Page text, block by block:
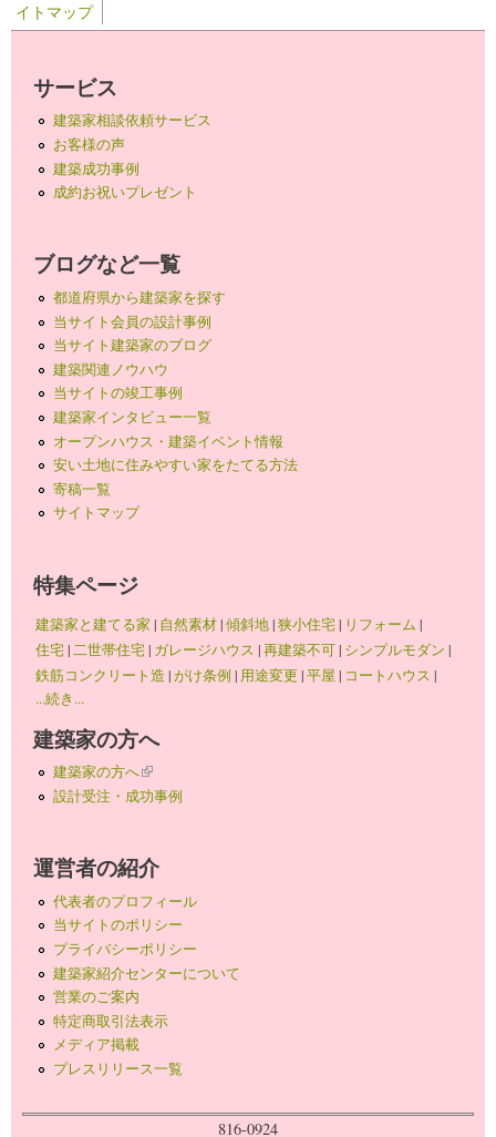
イトマップ
サービス
建築家相談依頼サービス
お客様の声
建築成功事例
成約お祝いプレゼント
ブログなど一覧
都道府県から建築家を探す
当サイト会員の設計事例
当サイト建築家のブログ
建築関連ノウハウ
当サイトの竣工事例
建築家インタビュー一覧
オープンハウス・建築イベント情報
安い土地に住みやすい家をたてる方法
寄稿一覧
サイトマップ
特集ページ
建築家と建てる家 | 自然素材|傾斜地|狭小住宅| リフォーム |
住宅|二世帯住宅| ガレージハウス |再建築不可| シンプルモダン |
鉄筋コンクリート造 |がけ条例 | 用途変更 |平屋 | コートハウス |
...続き...
建築家の方へ
建築家の方へ(link is external)
設計受注・成功事例
運営者の紹介
代表者のプロフィール
当サイトのポリシー
プライバシーポリシー
建築家紹介センターについて
営業のご案内
特定商取引法表示
メディア掲載
プレスリリース一覧
816-0924